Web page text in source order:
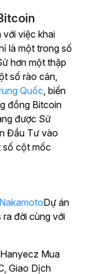
với việc khai
là một trong số
hơn một thập
số rào cản,
Quốc, biến
đồng Bitcoin
được Sử
Đầu Tư vào
số cột mốc
Dự án
ra đời cùng với
Mua
Giao Dịch